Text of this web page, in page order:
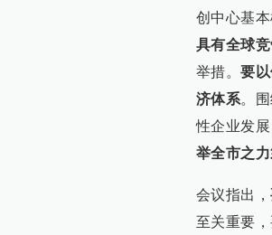
创中心基
具有全球
举措。 要
济体系。
性企业发展
举全市之
会议指出，
至关重要